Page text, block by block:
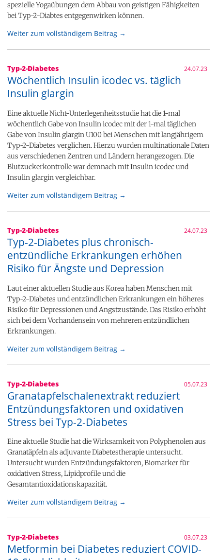
spezielle Yogaübungen dem Abbau von geistigen Fähigkeiten
bei Typ-2-Diabtes entgegenwirken können.
Weiter zum vollständigem Beitrag →
Typ-2-Diabetes 24.07.23
Wöchentlich Insulin icodec vs. täglich
Insulin glargin
Eine aktuelle Nicht-Unterlegenheitsstudie hat die 1-mal
wöchentlich Gabe von Insulin icodec mit der 1-mal täglichen
Gabe von Insulin glargin U100 bei Menschen mit langjährigem
Typ-2-Diabetes verglichen. Hierzu wurden multinationale Daten
aus verschiedenen Zentren und Ländern herangezogen. Die
Blutzuckerkontrolle war demnach mit Insulin icodec und
Insulin glargin vergleichbar.
Weiter zum vollständigem Beitrag →
Typ-2-Diabetes 24.07.23
Typ-2-Diabetes plus chronisch-
entzündliche Erkrankungen erhöhen
Risiko für Ängste und Depression
Laut einer aktuellen Studie aus Korea haben Menschen mit
Typ-2-Diabetes und entzündlichen Erkrankungen ein höheres
Risiko für Depressionen und Angstzustände. Das Risiko erhöht
sich bei dem Vorhandensein von mehreren entzündlichen
Erkrankungen.
Weiter zum vollständigem Beitrag →
Typ-2-Diabetes 05.07.23
Granatapfelschalenextrakt reduziert
Entzündungsfaktoren und oxidativen
Stress bei Typ-2-Diabetes
Eine aktuelle Studie hat die Wirksamkeit von Polyphenolen aus
Granatäpfeln als adjuvante Diabetestherapie untersucht.
Untersucht wurden Entzündungsfaktoren, Biomarker für
oxidativen Stress, Lipidprofile und die
Gesamtantioxidationskapazität.
Weiter zum vollständigem Beitrag →
Typ-2-Diabetes 03.07.23
Metformin bei Diabetes reduziert COVID-